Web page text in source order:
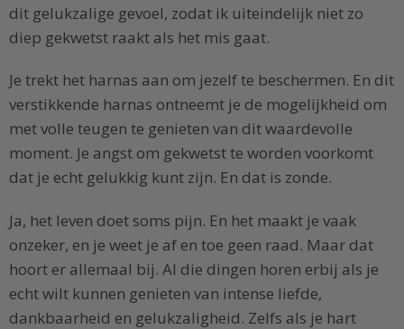
dit gelukzalige gevoel, zodat ik uiteindelijk niet zo
diep gekwetst raakt als het mis gaat.
Je trekt het harnas aan om jezelf te beschermen. En dit
verstikkende harnas ontneemt je de mogelijkheid om
met volle teugen te genieten van dit waardevolle
moment. Je angst om gekwetst te worden voorkomt
dat je echt gelukkig kunt zijn. En dat is zonde.
Ja, het leven doet soms pijn. En het maakt je vaak
onzeker, en je weet je af en toe geen raad. Maar dat
hoort er allemaal bij. Al die dingen horen erbij als je
echt wilt kunnen genieten van intense liefde,
dankbaarheid en gelukzaligheid. Zelfs als je hart